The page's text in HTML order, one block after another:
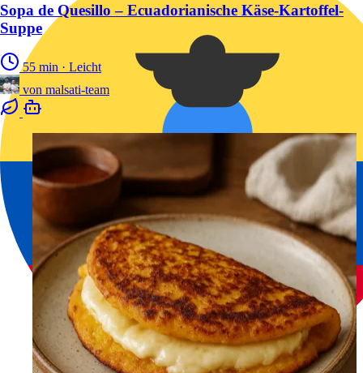
Sopa de Quesillo – Ecuadorianische Käse-Kartoffel-
Suppe
55 min · Leicht
von malsati-team